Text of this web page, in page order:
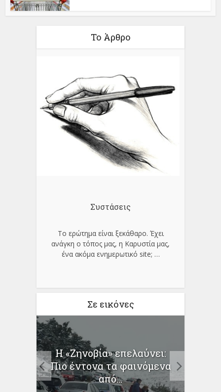
Το Άρθρο
Συστάσεις
Το ερώτημα είναι ξεκάθαρο. Έχει
ανάγκη ο τόπος μας, η Καρυστία μας,
ένα ακόμα ενημερωτικό site; …
Σε εικόνες
Η «Ζηνοβία» επελαύνει:
Πιο έντονα τα φαινόμενα
από...